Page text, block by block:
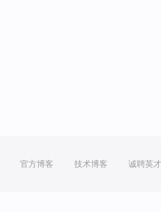
官方博客 技术博客 诚聘英才